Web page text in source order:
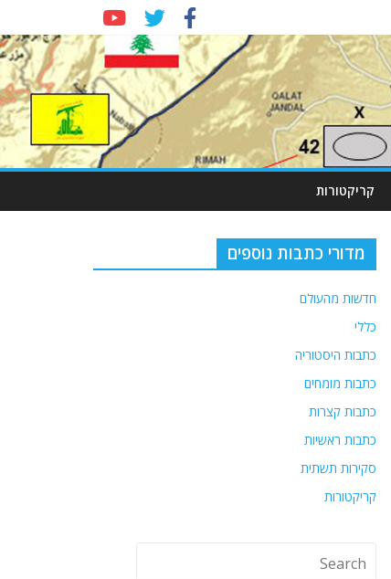
קריקטורות
מדורי כתבות נוספים
חדשות מהעולם
כללי
כתבות היסטוריה
כתבות מומחים
כתבות קצרות
כתבות ראשיות
סקירות תשתית
קריקטורות